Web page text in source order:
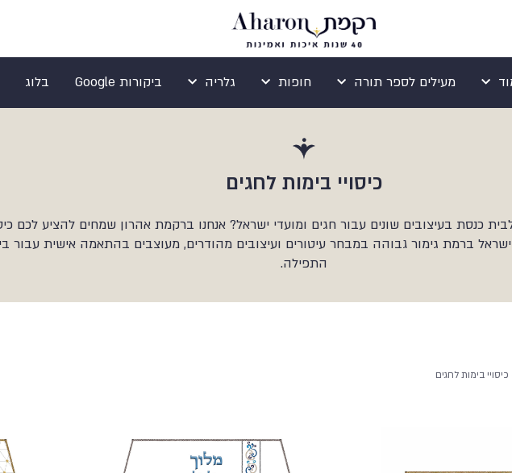
מעילים לספר תורה חופות גלריה ביקורות Google בלוג
כיסויי בימות לחגים
כנסת בעיצובים שונים עבור חגים ומועדי ישראל? אנחנו ברקמת אהרון שמחים להציע לכם
ישראל ברמת גימור גבוהה במבחר עיטורים ועיצובים מהודרים, מעוצבים בהתאמה אישית עבור
התפילה.
כיסויי בימות לחגים